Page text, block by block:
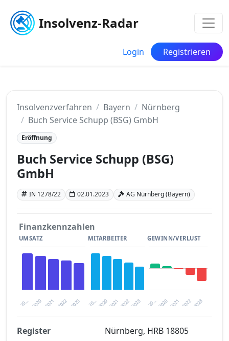
Insolvenz-Radar
Login Registrieren
Insolvenzverfahren Bayern
Nürnberg
Buch Service Schupp (BSG) GmbH
Eröffnung
Buch Service Schupp (BSG)
GmbH
IN 1278/22 02.01.2023 AG Nürnberg (Bayern)
Finanzkennzahlen
UMSATZ
20… 2021 2023
2020 2022
MITARBEITER
20… 2021 2023
2020 2022
GEWINN/VERLUST
20… 2021 2023
2020 2022
Register
Nürnberg, HRB 18805